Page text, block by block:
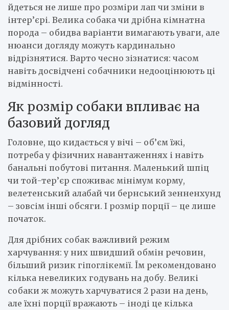
йдеться не лише про розміри лап чи зміни в
інтер’єрі. Велика собака чи дрібна кімнатна
порода – обидва варіанти вимагають уваги, але
нюанси догляду можуть кардинально
відрізнятися. Варто чесно зізнатися: часом
навіть досвідчені собачники недооцінюють ці
відмінності.
Як розмір собаки впливає на
базовий догляд
Головне, що кидається у вічі – об’єм їжі,
потреба у фізичних навантаженнях і навіть
банальні побутові питання. Маленький шпіц
чи той-тер’єр споживає мінімум корму,
велетенський алабай чи бернський зенненхунд
– зовсім інші обсяги. І розмір порції – це лише
початок.
Для дрібних собак важливий режим
харчування: у них швидший обмін речовин,
більший ризик гіпоглікемії. Їм рекомендовано
кілька невеликих годувань на добу. Великі
собаки ж можуть харчуватися 2 рази на день,
але їхні порції вражають – іноді це кілька